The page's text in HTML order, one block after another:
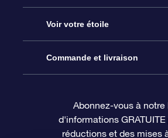
À propos de l’OSR
Nous contacter
Questions fréquemment posées
Cadeau d’étoile en ligne
Coffret cadeau OSR
Carte cadeau OSR
Voir votre étoile
Registre des étoiles
Page d’accueil personnalisée
Commande et livraison
Informations de paiement
Abonnez-vous à notre
d'informations GRATUITE
réductions et des mises